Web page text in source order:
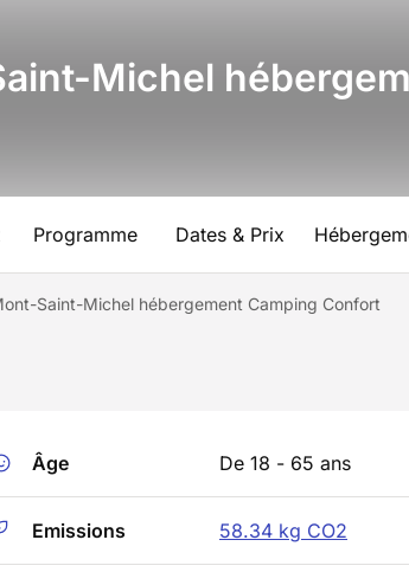
Michel
Programme Dates & Prix
Saint-Michel hébergement Camping Confort
Âge De 18 - 65 ans
Emissions 58.34 kg CO2